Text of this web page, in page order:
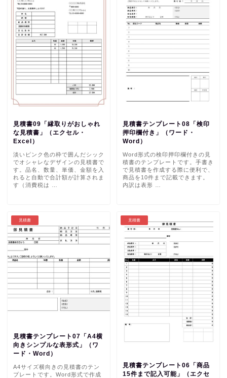
見積書09「縁取りがおしゃれ
な見積書」（エクセル・
Excel）
淡いピンク色の枠で囲んだシック
でオシャレなデザインの見積書で
す。品名、数量、単価、金額を入
れると自動で合計額が計算されま
す（消費税は …
見積書テンプレート08「検印
押印欄付き」（ワード・
Word）
Word形式の検印押印欄付きの見
積書のテンプレートです。手書き
で見積書を作成する際に便利で、
商品を10件まで記載できます。
内訳は表形 …
見積書
見積書テンプレート07「A4横
向きシンプルな表形式」（ワ
ード・Word）
A4サイズ横向きの見積書のテン
プレートです。Word形式で作成
見積書
見積書テンプレート06「商品
15件まで記入可能」（エクセ